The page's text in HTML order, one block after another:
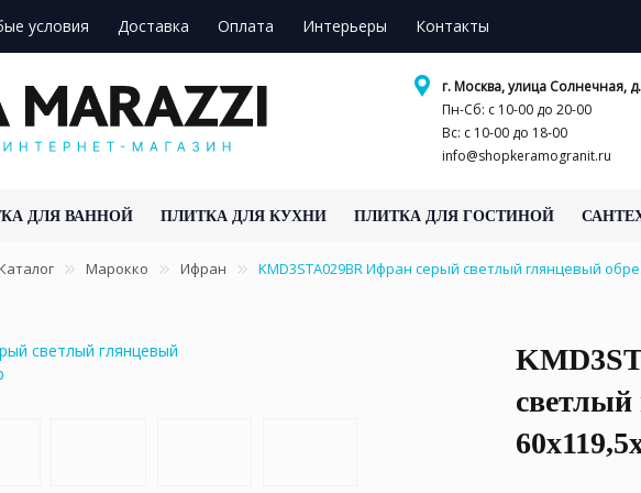
условия Доставка Оплата Интерьеры Контакты
г. Москва, улица Солнечная,
Пн-Сб: с 10-00 до 20-00
Вс: с 10-00 до 18-00
info@shopkeramogranit.ru
ДЛЯ ВАННОЙ ПЛИТКА ДЛЯ КУХНИ ПЛИТКА ДЛЯ ГОСТИНОЙ
Марокко Ифран KMD3STA029BR Ифран серый светлый глянцевый
светлый